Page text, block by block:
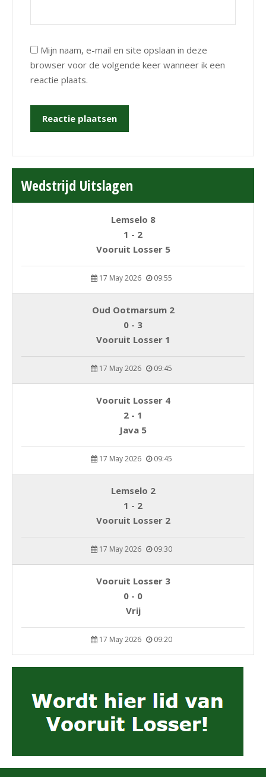
Mijn naam, e-mail en site opslaan in deze
browser voor de volgende keer wanneer ik een
reactie plaats.
Wedstrijd Uitslagen
Lemselo 8
1 - 2
Vooruit Losser 5
17 May 2026 09:55
Oud Ootmarsum 2
0 - 3
Vooruit Losser 1
17 May 2026 09:45
Vooruit Losser 4
2 - 1
Java 5
17 May 2026 09:45
Lemselo 2
1 - 2
Vooruit Losser 2
17 May 2026 09:30
Vooruit Losser 3
0 - 0
Vrij
17 May 2026 09:20